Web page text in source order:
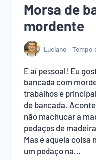
Morsa de
mordente
Luciano Tempo
E aí pessoal! Eu
bancada com
trabalhos e
de bancada.
não machucar a
pedaços de
Mas é aquela coisa
um pedaço na…